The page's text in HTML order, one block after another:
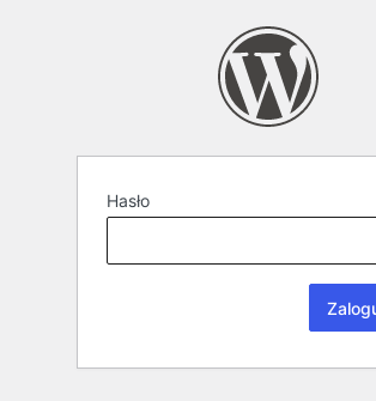
Hasło